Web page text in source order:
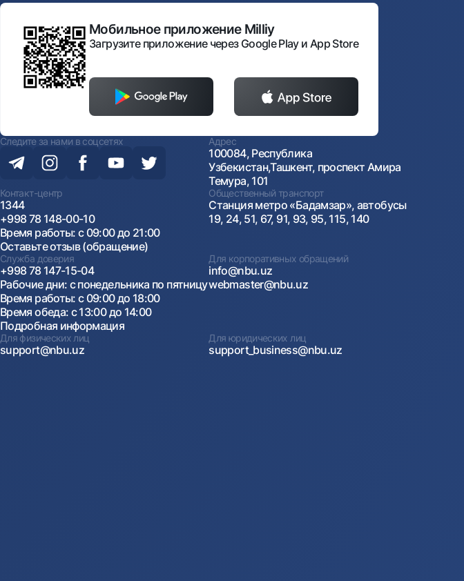
Мобильное приложение Milliy
Загрузите приложение через Google Play и App Store
Следите за нами в соцсетях Адрес
100084, Республика
Узбекистан,Ташкент, проспект Амира
Темура, 101
Контакт-центр
1344
+998 78 148-00-10
Время работы: с 09:00 до 21:00
Оставьте отзыв (обращение)
Общественный транспорт
Станция метро «Бадамзар», автобусы
19, 24, 51, 67, 91, 93, 95, 115, 140
Служба доверия
+998 78 147-15-04
Рабочие дни: с понедельника по пятницу
Время работы: с 09:00 до 18:00
Время обеда: с 13:00 до 14:00
Подробная информация
Для корпоративных обращений
info@nbu.uz
webmaster@nbu.uz
Для физических лиц
support@nbu.uz
Для юридических лиц
support_business@nbu.uz